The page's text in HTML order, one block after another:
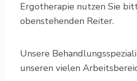
Ergotherapie nutzen Sie
obenstehenden Reiter.
Unsere
unseren vielen